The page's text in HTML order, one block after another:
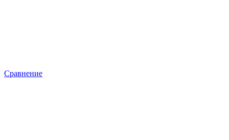
Сравнение